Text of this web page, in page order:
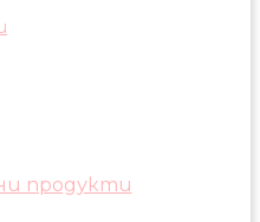
продукти